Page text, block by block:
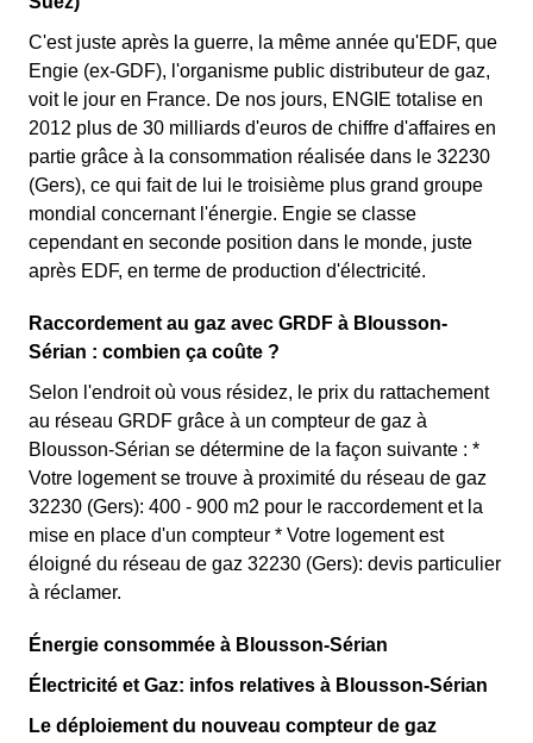
C'est juste après la guerre, la même année qu'EDF, que
Engie (ex-GDF), l'organisme public distributeur de gaz,
voit le jour en France. De nos jours, ENGIE totalise en
2012 plus de 30 milliards d'euros de chiffre d'affaires en
partie grâce à la consommation réalisée dans le 32230
(Gers), ce qui fait de lui le troisième plus grand groupe
mondial concernant l'énergie. Engie se classe
cependant en seconde position dans le monde, juste
après EDF, en terme de production d'électricité.
Raccordement au gaz avec GRDF à Blousson-
Sérian : combien ça coûte ?
Selon l'endroit où vous résidez, le prix du rattachement
au réseau GRDF grâce à un compteur de gaz à
Blousson-Sérian se détermine de la façon suivante : *
Votre logement se trouve à proximité du réseau de gaz
32230 (Gers): 400 - 900 m2 pour le raccordement et la
mise en place d'un compteur * Votre logement est
éloigné du réseau de gaz 32230 (Gers): devis particulier
à réclamer.
Énergie consommée à Blousson-Sérian
Électricité et Gaz: infos relatives à Blousson-Sérian
Le déploiement du nouveau compteur de gaz